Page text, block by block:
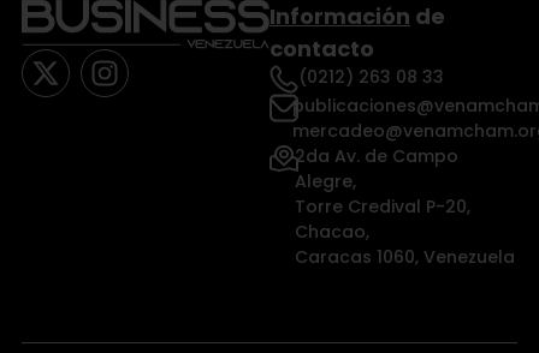
Información de
contacto
(0212) 263 08 33
2da Av. de Campo
Alegre,
Torre Credival P-20,
Chacao,
Caracas 1060, Venezuela